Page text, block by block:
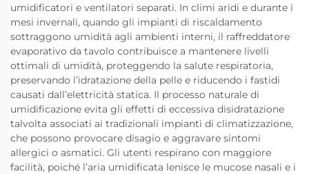
umidificatori e ventilatori separati. In climi aridi e durante i
mesi invernali, quando gli impianti di riscaldamento
sottraggono umidità agli ambienti interni, il raffreddatore
evaporativo da tavolo contribuisce a mantenere livelli
ottimali di umidità, proteggendo la salute respiratoria,
preservando l’idratazione della pelle e riducendo i fastidi
causati dall’elettricità statica. Il processo naturale di
umidificazione evita gli effetti di eccessiva disidratazione
talvolta associati ai tradizionali impianti di climatizzazione,
che possono provocare disagio e aggravare sintomi
allergici o asmatici. Gli utenti respirano con maggiore
facilità, poiché l’aria umidificata lenisce le mucose nasali e i